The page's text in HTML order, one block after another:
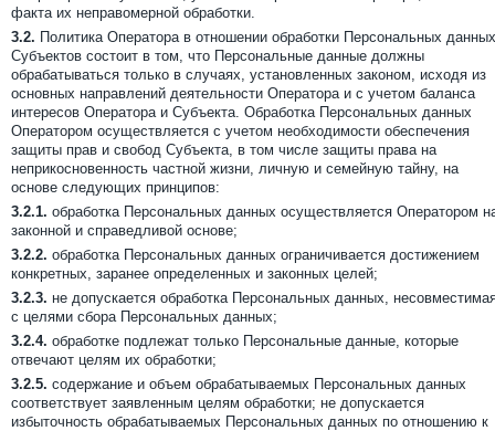
факта их неправомерной обработки.
3.2. Политика Оператора в отношении обработки Персональных данных
Субъектов состоит в том, что Персональные данные должны
обрабатываться только в случаях, установленных законом, исходя из
основных направлений деятельности Оператора и с учетом баланса
интересов Оператора и Субъекта. Обработка Персональных данных
Оператором осуществляется с учетом необходимости обеспечения
защиты прав и свобод Субъекта, в том числе защиты права на
неприкосновенность частной жизни, личную и семейную тайну, на
основе следующих принципов:
3.2.1. обработка Персональных данных осуществляется Оператором
законной и справедливой основе;
3.2.2. обработка Персональных данных ограничивается достижением
конкретных, заранее определенных и законных целей;
3.2.3. не допускается обработка Персональных данных,
с целями сбора Персональных данных;
3.2.4. обработке подлежат только Персональные данные, которые
отвечают целям их обработки;
3.2.5. содержание и объем обрабатываемых Персональных данных
соответствует заявленным целям обработки; не допускается
избыточность обрабатываемых Персональных данных по отношению к